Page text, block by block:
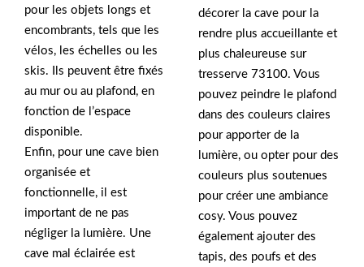
pour les objets longs et
encombrants, tels que les
vélos, les échelles ou les
skis. Ils peuvent être fixés
au mur ou au plafond, en
fonction de l’espace
disponible.
Enfin, pour une cave bien
organisée et
fonctionnelle, il est
important de ne pas
négliger la lumière. Une
cave mal éclairée est
décorer la cave pour la
rendre plus accueillante et
plus chaleureuse sur
tresserve 73100. Vous
pouvez peindre le plafond
dans des couleurs claires
pour apporter de la
lumière, ou opter pour des
couleurs plus soutenues
pour créer une ambiance
cosy. Vous pouvez
également ajouter des
tapis, des poufs et des